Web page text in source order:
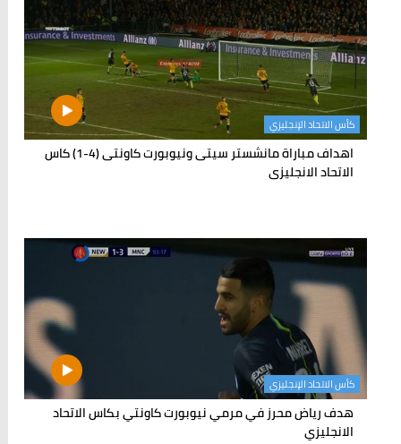
كأس الاتحاد الإنجليزي
اهداف مباراة مانشستر سيتى ونيوبورت كاونتى (4-1) كاس
الاتحاد الانجليزى
كأس الاتحاد الإنجليزي
هدف رياض محرز في مرمي نيوبورت كاونتي بكاس الاتحاد
الانجليزي